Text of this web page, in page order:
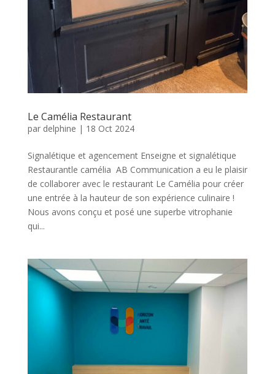
Le Camélia Restaurant
par delphine | 18 Oct 2024
Signalétique et agencement Enseigne et signalétique
Restaurantle camélia AB Communication a eu le plaisir
de collaborer avec le restaurant Le Camélia pour créer
une entrée à la hauteur de son expérience culinaire !
Nous avons conçu et posé une superbe vitrophanie
qui...